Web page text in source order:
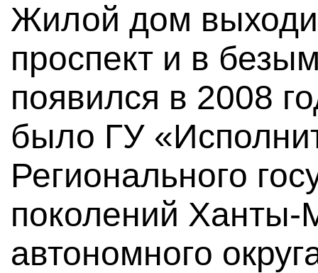
Жилой дом
проспект и в
появился в 2008
было ГУ
Регионального
поколений Ханты-
автономного